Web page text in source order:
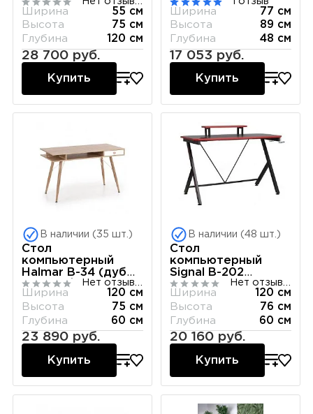
(натуральный/
черный)
Ширина
55 см
Высота
75 см
Глубина
120 см
28 700 руб.
Купить
коричневый)
Ширина
77 см
Высота
89 см
Глубина
48 см
17 053 руб.
Купить
В наличии (35 шт.)
Стол
компьютерный
Halmar B-34 (дуб
сонома/белый)
Нет отзывов
Ширина
120 см
Высота
75 см
Глубина
60 см
23 890 руб.
Купить
В наличии (48 шт.)
Стол
компьютерный
Signal B-202
(черный)
Нет отзывов
Ширина
120 см
Высота
76 см
Глубина
60 см
20 160 руб.
Купить